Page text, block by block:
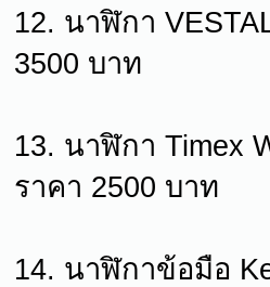
12. นาฬิกา
3500 บาท
13. นาฬิกา Timex
ราคา 2500 บาท
14. นาฬิกาข้อมือ